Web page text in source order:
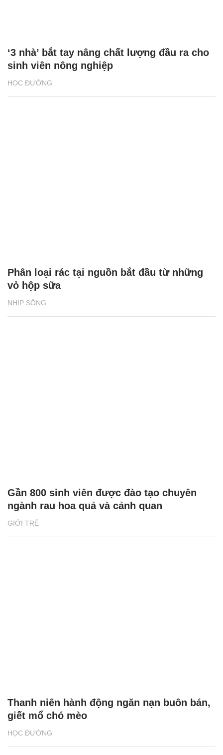
HỌC ĐƯỜNG
‘3 nhà’ bắt tay nâng chất lượng đầu ra cho
sinh viên nông nghiệp
NHỊP SỐNG
Phân loại rác tại nguồn bắt đầu từ những
vỏ hộp sữa
GIỚI TRẺ
Gần 800 sinh viên được đào tạo chuyên
ngành rau hoa quả và cảnh quan
HỌC ĐƯỜNG
Thanh niên hành động ngăn nạn buôn bán,
giết mổ chó mèo